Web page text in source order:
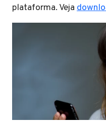
plataforma. Veja